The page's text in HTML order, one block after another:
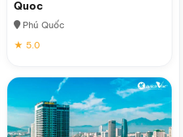
Quoc
Phú Quốc
★ 5.0